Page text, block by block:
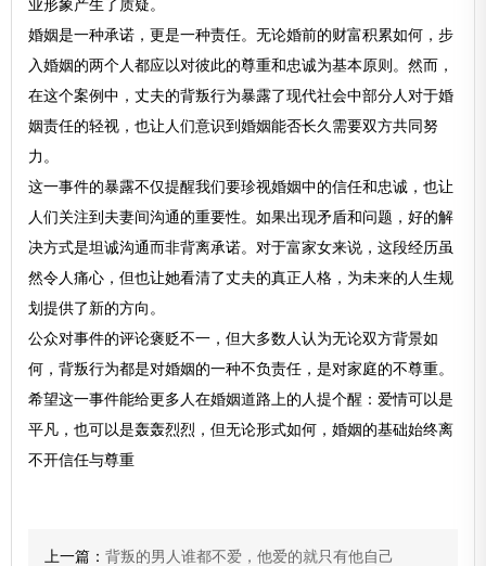
业形象产生了质疑。
婚姻是一种承诺，更是一种责任。无论婚前的财富积累如何，步
入婚姻的两个人都应以对彼此的尊重和忠诚为基本原则。然而，
在这个案例中，丈夫的背叛行为暴露了现代社会中部分人对于婚
姻责任的轻视，也让人们意识到婚姻能否长久需要双方共同努
力。
这一事件的暴露不仅提醒我们要珍视婚姻中的信任和忠诚，也让
人们关注到夫妻间沟通的重要性。如果出现矛盾和问题，好的解
决方式是坦诚沟通而非背离承诺。对于富家女来说，这段经历虽
然令人痛心，但也让她看清了丈夫的真正人格，为未来的人生规
划提供了新的方向。
公众对事件的评论褒贬不一，但大多数人认为无论双方背景如
何，背叛行为都是对婚姻的一种不负责任，是对家庭的不尊重。
希望这一事件能给更多人在婚姻道路上的人提个醒：爱情可以是
平凡，也可以是轰轰烈烈，但无论形式如何，婚姻的基础始终离
不开信任与尊重
上一篇：背叛的男人谁都不爱，他爱的就只有他自己